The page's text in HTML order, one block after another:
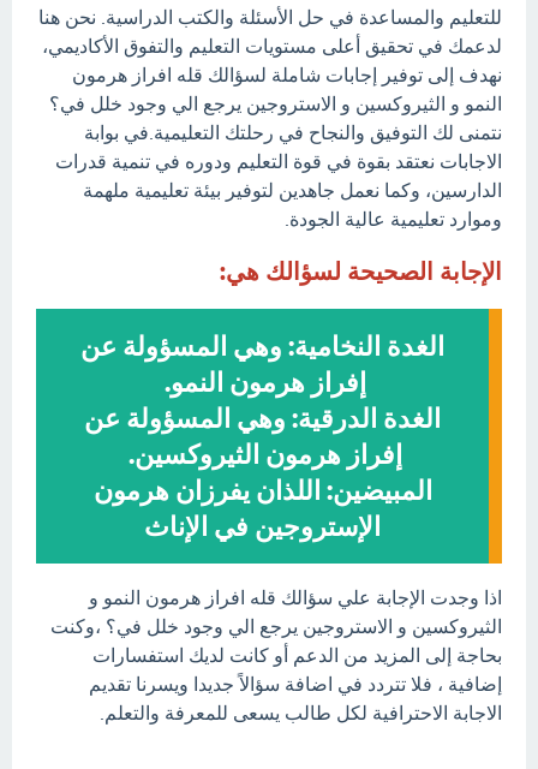
للتعليم والمساعدة في حل الأسئلة والكتب الدراسية. نحن هنا
لدعمك في تحقيق أعلى مستويات التعليم والتفوق الأكاديمي،
نهدف إلى توفير إجابات شاملة لسؤالك قله افراز هرمون
النمو و الثيروكسين و الاستروجين يرجع الي وجود خلل في؟
نتمنى لك التوفيق والنجاح في رحلتك التعليمية.في بوابة
الاجابات نعتقد بقوة في قوة التعليم ودوره في تنمية قدرات
الدارسين، وكما نعمل جاهدين لتوفير بيئة تعليمية ملهمة
وموارد تعليمية عالية الجودة.
الإجابة الصحيحة لسؤالك هي:
الغدة النخامية: وهي المسؤولة عن
إفراز هرمون النمو.
الغدة الدرقية: وهي المسؤولة عن
إفراز هرمون الثيروكسين.
المبيضين: اللذان يفرزان هرمون
الإستروجين في الإناث
اذا وجدت الإجابة علي سؤالك قله افراز هرمون النمو و
الثيروكسين و الاستروجين يرجع الي وجود خلل في؟ ،وكنت
بحاجة إلى المزيد من الدعم أو كانت لديك استفسارات
إضافية ، فلا تتردد في اضافة سؤالاً جديدا ويسرنا تقديم
الاجابة الاحترافية لكل طالب يسعى للمعرفة والتعلم.